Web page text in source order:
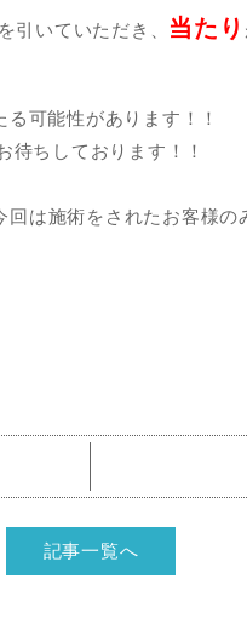
引いていただき、 当たり
可能性があります！！
待ちしております！！
は施術をされたお客様の
記事一覧へ